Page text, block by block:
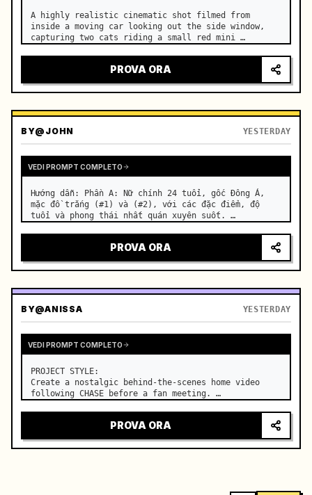
A highly realistic cinematic shot filmed from
inside a moving car looking out the side window,
capturing two cats riding a small red mini
PROVA ORA
BY@JOHN YESTERDAY
VEDI PROMPT COMPLETO
Hướng dẫn: Phần A: Nữ chính 24 tuổi, gốc Đông Á,
mặc đồ trắng (#1) và (#2), với các đặc điểm, độ
tuổi và phong thái nhất quán xuyên suốt. …
PROVA ORA
BY@ANISSA YESTERDAY
VEDI PROMPT COMPLETO
PROJECT STYLE:
Create a nostalgic behind-the-scenes home video
following CHASE before a fan meeting. …
PROVA ORA